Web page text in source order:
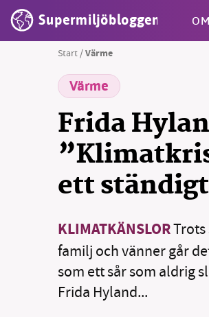
Supermiljöbloggen
Start /Värme
Värme
Frida
ett
KLIMATKÄNSLOR
familj och vänner går
som ett sår som aldrig
Frida Hyland...